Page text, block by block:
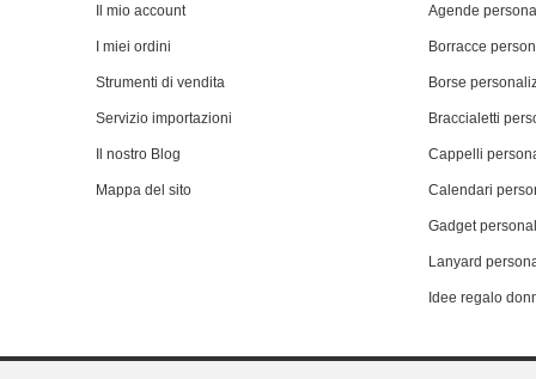
Il mio account
I miei ordini
Strumenti di vendita
Servizio importazioni
Il nostro Blog
Mappa del sito
Agende
Borracce
Borse
Braccialetti
Cappelli
Calendari
Gadget
Lanyard
Idee regalo